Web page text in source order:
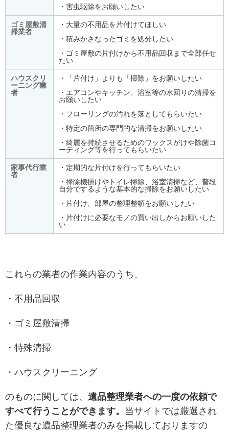
・害虫駆除をお願いしたい
ゴミ屋敷清
掃業者
・大量の不用品を片付けてほしい
・積みかさなったゴミを処分したい
・ゴミ屋敷の片付けから不用品回収まで全部任せ
たい
ハウスクリ
ーニング業
者
・「片付け」よりも「掃除」をお願いしたい
・エアコンやキッチン、浴室等の水回りの清掃を
お願いしたい
・フローリングの汚れを落としてもらいたい
・特定の箇所の専門的な清掃をお願いしたい
・綺麗を持続させるためのワックスがけや除菌コ
ーティング等を行ってもらいたい
家事代行業
者
・定期的な片付けを行ってもらいたい
・掃除機掛けやトイレ掃除、浴室清掃など、普段
自分でするような基本的な掃除をお願いしたい
・片付け、部屋の整理整頓をお願いしたい
・片付けに必要なモノの買い出しからお願いした
い
これらの業者の作業内容のうち、
・不用品回収
・ゴミ屋敷清掃
・特殊清掃
・ハウスクリーニング
のものに関しては、 遺品整理業者への一度の依頼で
すべて行うことができます。 当サイトでは厳選され
た優良な遺品整理業者のみを掲載しておりますの